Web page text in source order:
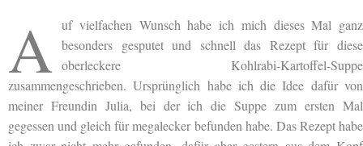
A uf vielfachen Wunsch habe ich mich dieses Mal ganz
besonders gesputet und schnell das Rezept für diese
oberleckere Kohlrabi-Kartoffel-Suppe
zusammengeschrieben. Ursprünglich habe ich die Idee dafür von
meiner Freundin Julia, bei der ich die Suppe zum ersten Mal
gegessen und gleich für megalecker befunden habe. Das Rezept habe